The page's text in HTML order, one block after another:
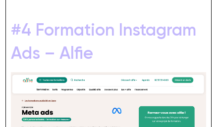
#4 Formation Instagram
Ads – Alfie